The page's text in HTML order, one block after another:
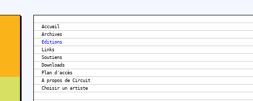
Accueil
Archives
Editions
Links
Soutiens
Downloads
Plan d'accès
A propos de Circuit